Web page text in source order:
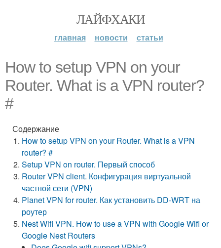
ЛАЙФХАКИ
главная новости статьи
How to setup VPN on your
Router. What is a VPN router?
#
Содержание
How to setup VPN on your Router. What is a VPN
router? #
Setup VPN on router. Первый способ
Router VPN client. Конфигурация виртуальной
частной сети (VPN)
Planet VPN for router. Как установить DD-WRT на
роутер
Nest Wifi VPN. How to use a VPN with Google Wifi or
Google Nest Routers